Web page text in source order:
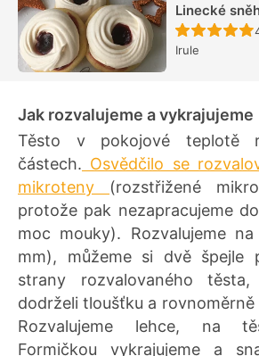
Linecké
Irule
Jak rozvalujeme a vykrajujeme
Těsto v pokojové teplotě
částech. Osvědčilo se
mikroteny (rozstřižené
protože pak nezapracujeme
moc mouky). Rozvalujeme
mm), můžeme si dvě špejle
strany rozvalovaného
dodrželi tloušťku a
Rozvalujeme lehce, na
Formičkou vykrajujeme a